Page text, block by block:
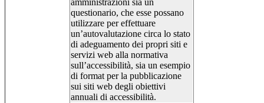
amministrazioni sia un
questionario, che esse possano
utilizzare per effettuare
un’autovalutazione circa lo stato
di adeguamento dei propri siti e
servizi web alla normativa
sull’accessibilità, sia un esempio
di format per la pubblicazione
sui siti web degli obiettivi
annuali di accessibilità.